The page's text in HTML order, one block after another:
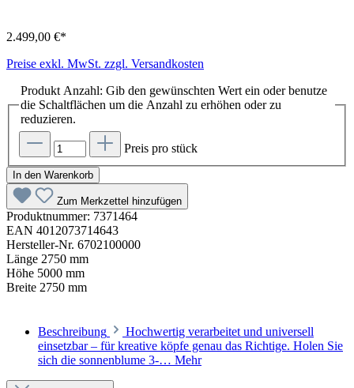
2.499,00 €*
Preise exkl. MwSt. zzgl. Versandkosten
Produkt Anzahl: Gib den gewünschten Wert ein oder benutze
die Schaltflächen um die Anzahl zu erhöhen oder zu
reduzieren.
Preis pro stück
In den Warenkorb
Zum Merkzettel hinzufügen
Produktnummer: 7371464
EAN 4012073714643
Hersteller-Nr. 6702100000
Länge 2750 mm
Höhe 5000 mm
Breite 2750 mm
Beschreibung
Hochwertig verarbeitet und universell
einsetzbar – für kreative köpfe genau das Richtige. Holen Sie
sich die sonnenblume 3-… Mehr